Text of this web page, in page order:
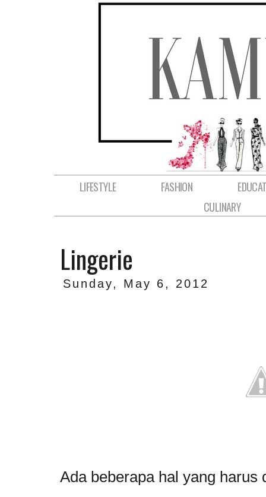
LIFESTYLE FASHION
CULINARY
Lingerie
Sunday, May 6, 2012
Ada beberapa hal yang